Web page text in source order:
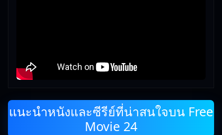
แนะนำหนังและซีรีย์ที่น่าสนใจบน Free
Movie 24